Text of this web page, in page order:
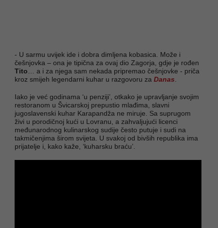
- U sarmu uvijek ide i dobra dimljena kobasica. Može i
češnjovka – ona je tipična za ovaj dio Zagorja, gdje je rođen
Tito … a i za njega sam nekada pripremao češnjovke - priča
kroz smijeh legendarni kuhar u razgovoru za Danas
Iako je već godinama ‘u penziji’, otkako je upravljanje svojim
restoranom u Švicarskoj prepustio mlađima, slavni
jugoslavenski kuhar Karapandža ne miruje. Sa suprugom
živi u porodičnoj kući u Lovranu, a zahvaljujući licenci
međunarodnog kulinarskog sudije često putuje i sudi na
takmičenjima širom svijeta. U svakoj od bivših republika ima
prijatelje i, kako kaže, ‘kuharsku braću’.